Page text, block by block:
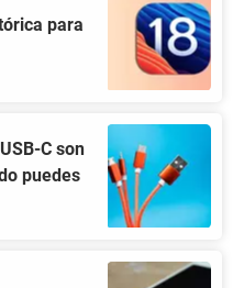
para
C son
puedes